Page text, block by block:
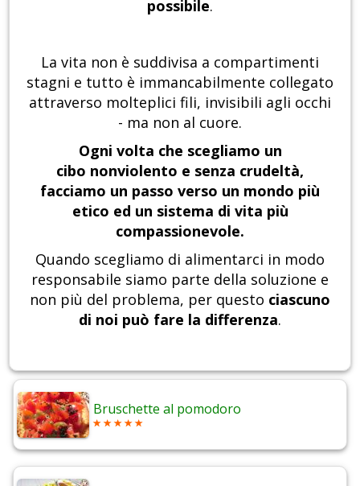
possibile.
La vita non è suddivisa a compartimenti
stagni e tutto è immancabilmente collegato
attraverso molteplici fili, invisibili agli occhi
- ma non al cuore.
Ogni volta che scegliamo un
cibo nonviolento e senza crudeltà,
facciamo un passo verso un mondo più
etico ed un sistema di vita più
compassionevole.
Quando scegliamo di alimentarci in modo
responsabile siamo parte della soluzione e
non più del problema, per questo ciascuno
di noi può fare la differenza.
Bruschette al pomodoro